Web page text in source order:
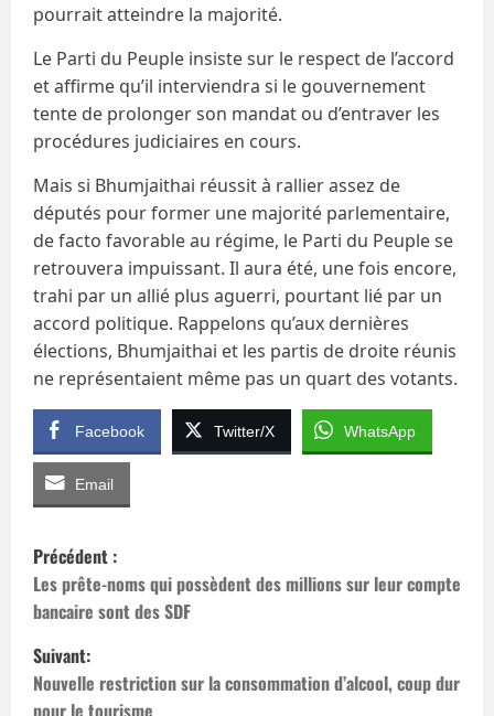
pourrait atteindre la majorité.
Le Parti du Peuple insiste sur le respect de l’accord
et affirme qu’il interviendra si le gouvernement
tente de prolonger son mandat ou d’entraver les
procédures judiciaires en cours.
Mais si Bhumjaithai réussit à rallier assez de
députés pour former une majorité parlementaire,
de facto favorable au régime, le Parti du Peuple se
retrouvera impuissant. Il aura été, une fois encore,
trahi par un allié plus aguerri, pourtant lié par un
accord politique. Rappelons qu’aux dernières
élections, Bhumjaithai et les partis de droite réunis
ne représentaient même pas un quart des votants.
Facebook Twitter/X WhatsApp
Email
N
a
v
i
Précédent :
Les prête-noms qui possèdent des millions sur leur compte
bancaire sont des SDF
Suivant:
Nouvelle restriction sur la consommation d’alcool, coup dur
pour le tourisme